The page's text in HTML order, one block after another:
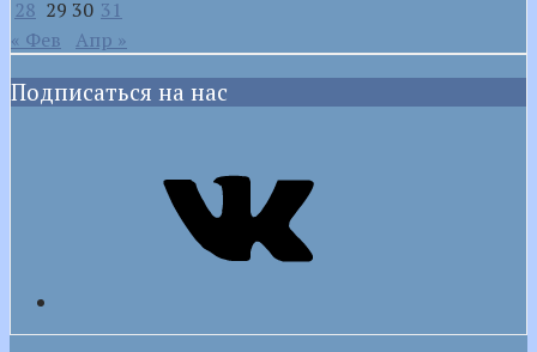
28 29 30 31
« Фев Апр »
Подписаться на нас